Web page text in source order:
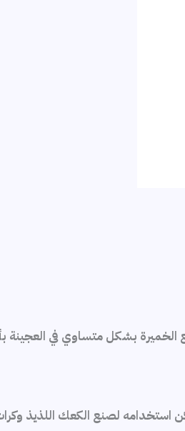
الخميرة بشكل متساوي في
استخدامه لصنع الكعك اللذيذ